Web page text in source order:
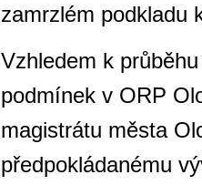
zamrzlém podkladu
Vzhledem k
podmínek v ORP
magistrátu města
předpokládanému